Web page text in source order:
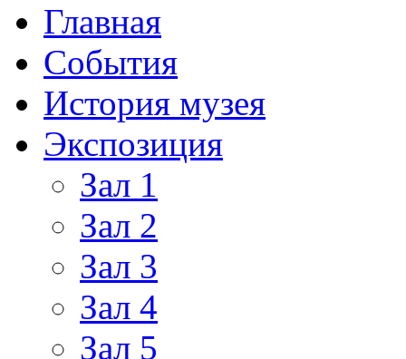
Главная
События
История музея
Экспозиция
Зал 1
Зал 2
Зал 3
Зал 4
Зал 5